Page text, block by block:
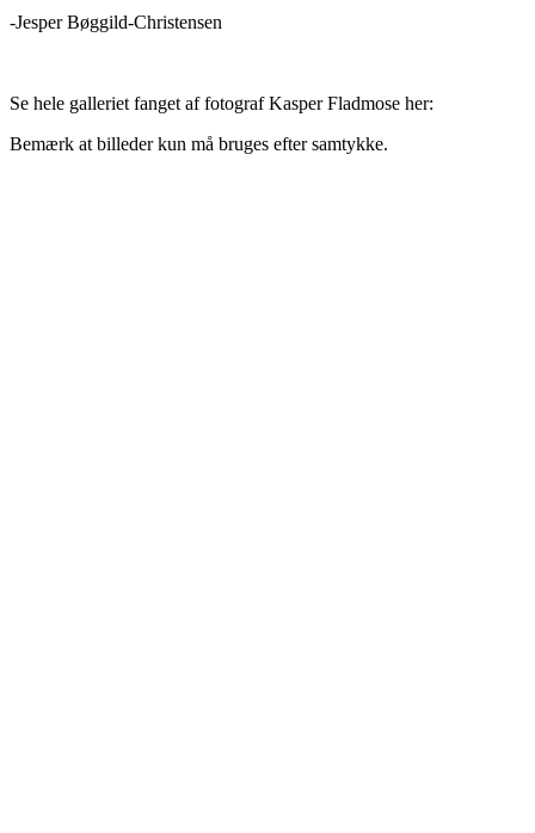
-Jesper Bøggild-Christensen
Se hele galleriet fanget af fotograf Kasper Fladmose her:
Bemærk at billeder kun må bruges efter samtykke.